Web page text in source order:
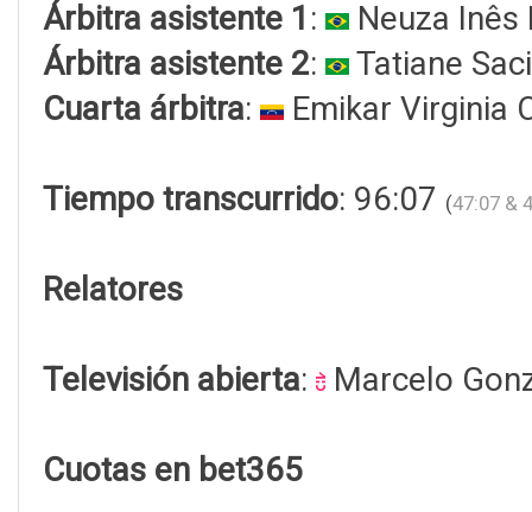
Árbitra asistente 1 :
Neuza Inês
Árbitra asistente 2:
Tatiane
Cuarta árbitra: Emikar Virginia
Tiempo transcurrido: 96:07 (47:07 &
Relatores
Televisión abierta: Marcelo
Cuotas en bet365